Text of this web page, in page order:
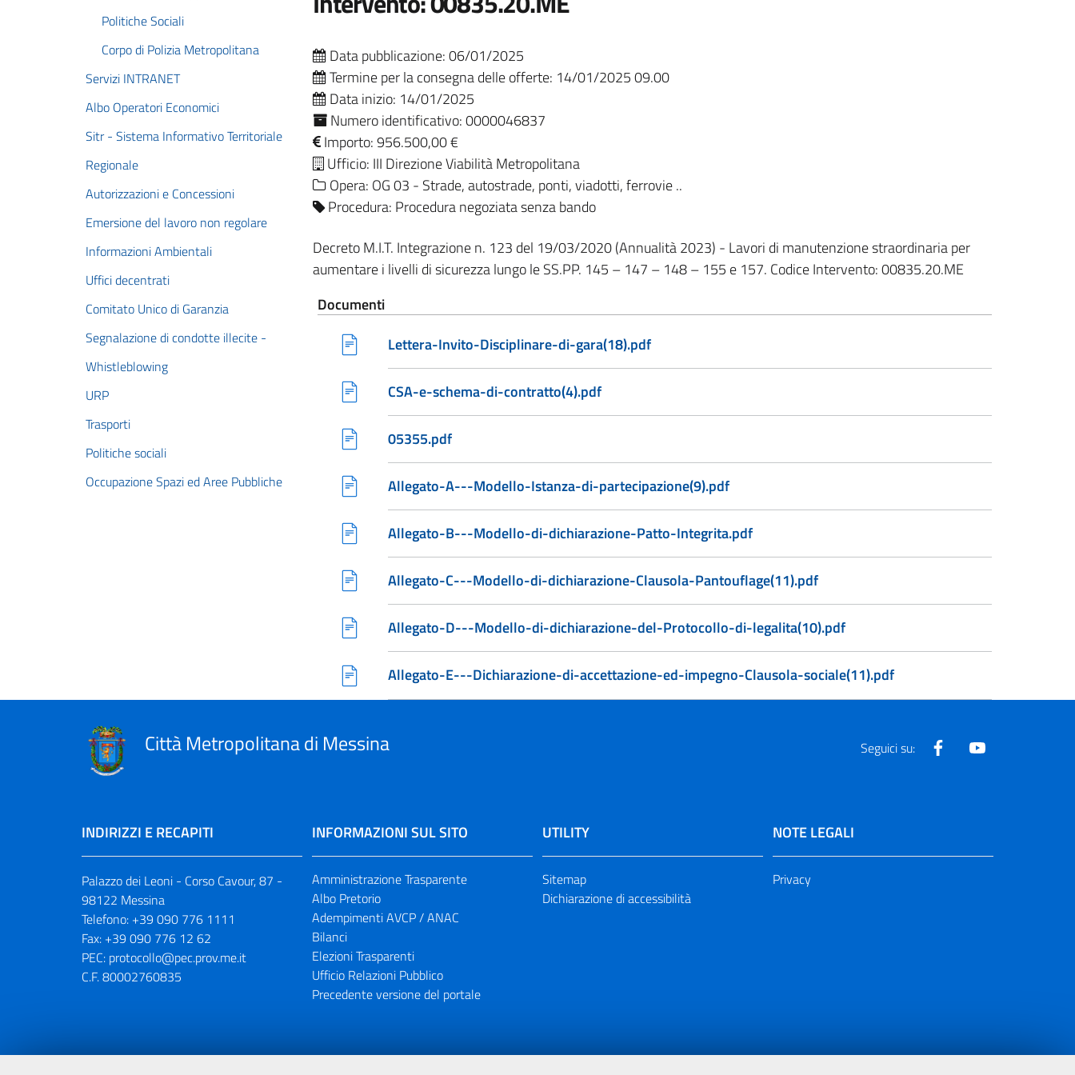
Politiche Sociali
Corpo di Polizia Metropolitana
Servizi INTRANET
Albo Operatori Economici
Sitr - Sistema Informativo Territoriale
Regionale
Autorizzazioni e Concessioni
Emersione del lavoro non regolare
Informazioni Ambientali
Uffici decentrati
Comitato Unico di Garanzia
Segnalazione di condotte illecite -
Whistleblowing
URP
Trasporti
Politiche sociali
Occupazione Spazi ed Aree Pubbliche
Data pubblicazione: 06/01/2025
Termine per la consegna delle offerte: 14/01/2025 09.00
Data inizio: 14/01/2025
Numero identificativo: 0000046837
Importo: 956.500,00 €
Ufficio: III Direzione Viabilità Metropolitana
Opera: OG 03 - Strade, autostrade, ponti, viadotti, ferrovie ..
Procedura: Procedura negoziata senza bando
Decreto M.I.T. Integrazione n. 123 del 19/03/2020 (Annualità 2023) - Lavori di manutenzione straordinaria per
aumentare i livelli di sicurezza lungo le SS.PP. 145 – 147 – 148 – 155 e 157. Codice Intervento: 00835.20.ME
Documenti
Lettera-Invito-Disciplinare-di-gara(18).pdf
CSA-e-schema-di-contratto(4).pdf
05355.pdf
Allegato-A---Modello-Istanza-di-partecipazione(9).pdf
Allegato-B---Modello-di-dichiarazione-Patto-Integrita.pdf
Allegato-C---Modello-di-dichiarazione-Clausola-Pantouflage(11).pdf
Allegato-D---Modello-di-dichiarazione-del-Protocollo-di-legalita(10).pdf
Allegato-E---Dichiarazione-di-accettazione-ed-impegno-Clausola-sociale(11).pdf
Città Metropolitana di Messina Seguici su: Facebook
INDIRIZZI E RECAPITI
Palazzo dei Leoni - Corso Cavour, 87 -
98122 Messina
Telefono: +39 090 776 1111
Fax: +39 090 776 12 62
PEC: protocollo@pec.prov.me.it
C.F. 80002760835
INFORMAZIONI SUL SITO
Amministrazione Trasparente
Albo Pretorio
Adempimenti AVCP / ANAC
Bilanci
Elezioni Trasparenti
Ufficio Relazioni Pubblico
Precedente versione del portale
UTILITY
Sitemap
Dichiarazione di accessibilità
NOTE LEGALI
Privacy